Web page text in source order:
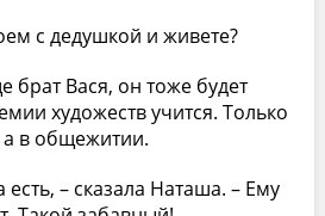
с дедушкой и живете?
брат Вася, он тоже будет
художеств учится. Только
в общежитии.
– сказала Наташа. – Ему